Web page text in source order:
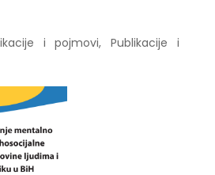
i pojmovi, Publikacije i